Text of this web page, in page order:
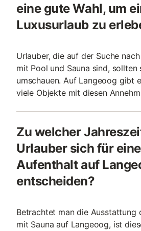
eine gute Wahl, um
Luxusurlaub zu
Urlauber, die auf der Suche
mit Pool und Sauna sind, sollten
umschauen. Auf Langeoog gibt
viele Objekte mit diesen
Zu welcher
Urlauber sich für
Aufenthalt auf
entscheiden?
Betrachtet man die Ausstattung
mit Sauna auf Langeoog, ist